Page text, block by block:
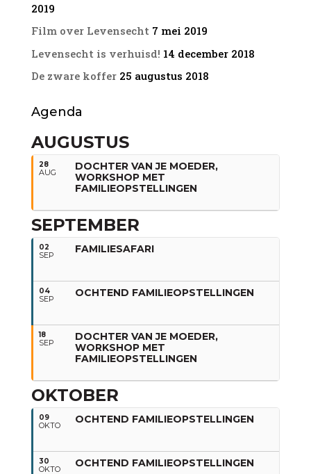
2019
Film over Levensecht 7 mei 2019
Levensecht is verhuisd! 14 december 2018
De zware koffer 25 augustus 2018
Agenda
AUGUSTUS
28
AUG
DOCHTER VAN JE MOEDER,
WORKSHOP MET
FAMILIEOPSTELLINGEN
SEPTEMBER
02
SEP FAMILIESAFARI
04
SEP OCHTEND FAMILIEOPSTELLINGEN
18
SEP
DOCHTER VAN JE MOEDER,
WORKSHOP MET
FAMILIEOPSTELLINGEN
OKTOBER
09
OKTO OCHTEND FAMILIEOPSTELLINGEN
30
OKTO OCHTEND FAMILIEOPSTELLINGEN